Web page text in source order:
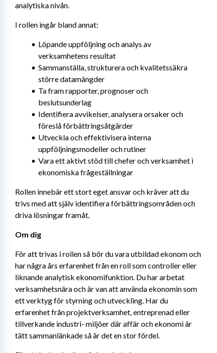
analytiska nivån.
I rollen ingår bland annat:
Löpande uppföljning och analys av
verksamhetens resultat
Sammanställa, strukturera och kvalitetssäkra
större datamängder
Ta fram rapporter, prognoser och
beslutsunderlag
Identifiera avvikelser, analysera orsaker och
föreslå förbättringsåtgärder
Utveckla och effektivisera interna
uppföljningsmodeller och rutiner
Vara ett aktivt stöd till chefer och verksamhet i
ekonomiska frågeställningar
Rollen innebär ett stort eget ansvar och kräver att du
trivs med att själv identifiera förbättringsområden och
driva lösningar framåt.
Om dig
För att trivas i rollen så bör du vara utbildad ekonom och
har några års erfarenhet från en roll som controller eller
liknande analytisk ekonomifunktion. Du har arbetat
verksamhetsnära och är van att använda ekonomin som
ett verktyg för styrning och utveckling. Har du
erfarenhet från projektverksamhet, entreprenad eller
tillverkande industri- miljöer där affär och ekonomi är
tätt sammanlänkade så är det en stor fördel.